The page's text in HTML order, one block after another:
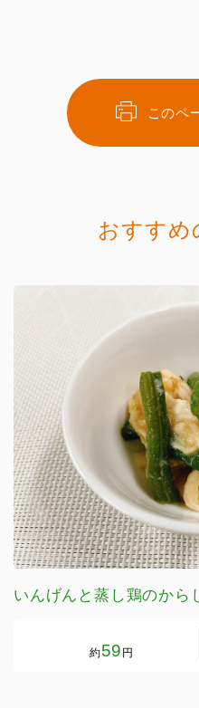
このペ
おすすめ
いんげんと蒸し鶏のから
約59 円